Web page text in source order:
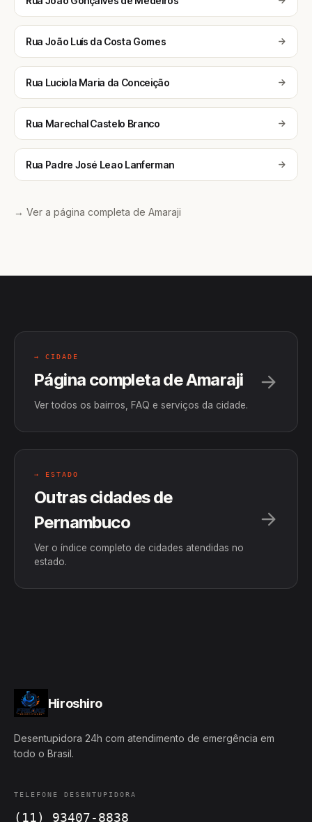
Rua João Luís da Costa Gomes
Rua Luciola Maria da Conceição
Rua Marechal Castelo Branco
Rua Padre José Leao Lanferman
→ Ver a página completa de Amaraji
→ CIDADE
Página completa de Amaraji
Ver todos os bairros, FAQ e serviços da cidade.
→ ESTADO
Outras cidades de
Pernambuco
Ver o índice completo de cidades atendidas no
estado.
Hiroshiro
Desentupidora 24h com atendimento de emergência em
todo o Brasil.
TELEFONE DESENTUPIDORA
(11) 93407-8838